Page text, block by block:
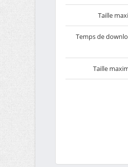
Taille
Temps de
Taille